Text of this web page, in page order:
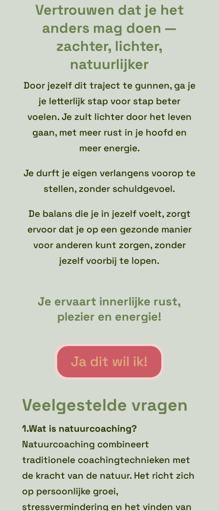
Vertrouwen dat je het
anders mag doen —
zachter, lichter,
natuurlijker
Door jezelf dit traject te gunnen, ga je
je letterlijk stap voor stap beter
voelen. Je zult lichter door het leven
gaan, met meer rust in je hoofd en
meer energie.
Je durft je eigen verlangens voorop te
stellen, zonder schuldgevoel.
De balans die je in jezelf voelt, zorgt
ervoor dat je op een gezonde manier
voor anderen kunt zorgen, zonder
jezelf voorbij te lopen.
Je ervaart innerlijke rust,
plezier en energie!
Ja dit wil ik!
Veelgestelde vragen
1.Wat is natuurcoaching?
Natuurcoaching combineert
traditionele coachingtechnieken met
de kracht van de natuur. Het richt zich
op persoonlijke groei,
stressvermindering en het vinden van